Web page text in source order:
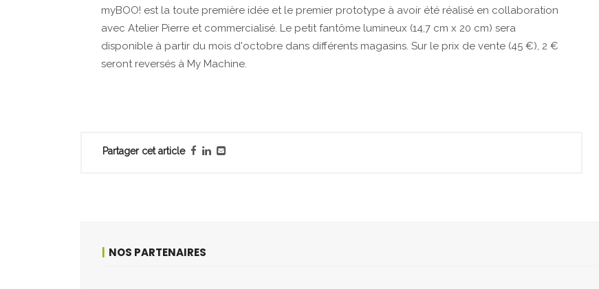
myBOO! est la toute première idée et le premier prototype à avoir été réalisé en collaboration
avec Atelier Pierre et commercialisé. Le petit fantôme lumineux (14,7 cm x 20 cm) sera
disponible à partir du mois d'octobre dans différents magasins. Sur le prix de vente (45 €), 2 €
seront reversés à My Machine.
Partager cet article
NOS PARTENAIRES